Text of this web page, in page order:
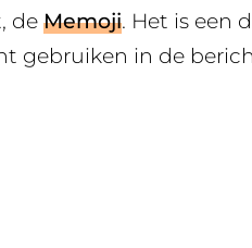
de Memoji. Het is een
gebruiken in de